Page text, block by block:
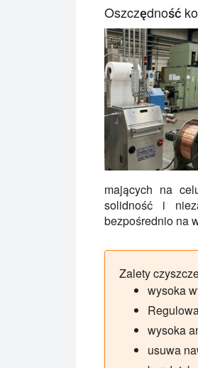
Oszczędność
mających na
solidność i
bezpośrednio na
Zalety
wysoka
wysoka
usuwa